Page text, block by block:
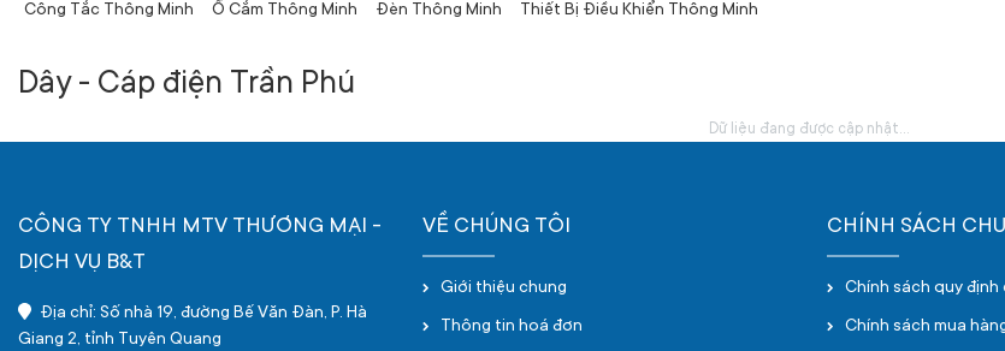
Công Tắc Thông Minh Ổ Cắm Thông Minh Đèn Thông Minh Thiết Bị Điều Khiển Thông Minh
Dây - Cáp điện Trần Phú
Dữ liệu đang được cập nhật...
CÔNG TY TNHH MTV THƯƠNG MẠI -
DỊCH VỤ B&T
Địa chỉ: Số nhà 19, đường Bế Văn Đàn, P. Hà
Giang 2, tỉnh Tuyên Quang
VỀ CHÚNG TÔI
Giới thiệu chung
Thông tin hoá đơn
CHÍNH SÁCH
Chính sách quy định
Chính sách mua